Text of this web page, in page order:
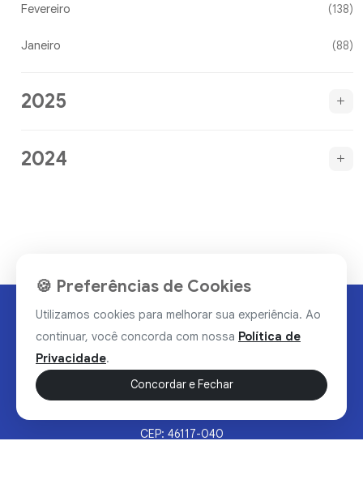
Fevereiro (138)
Janeiro (88)
2025
2024
CEP: 46117-040
🍪 Preferências de Cookies
Utilizamos cookies para melhorar sua experiência. Ao
continuar, você concorda com nossa Política de
Privacidade.
Concordar e Fechar